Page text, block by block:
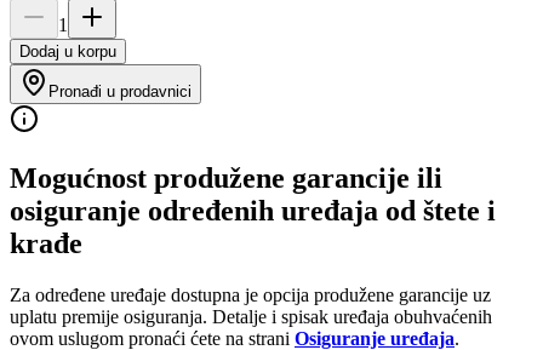
1
Dodaj u korpu
Pronađi u prodavnici
Mogućnost produžene garancije ili
osiguranje određenih uređaja od štete i
krađe
Za određene uređaje dostupna je opcija produžene garancije uz
uplatu premije osiguranja. Detalje i spisak uređaja obuhvaćenih
ovom uslugom pronaći ćete na strani Osiguranje uređaja.